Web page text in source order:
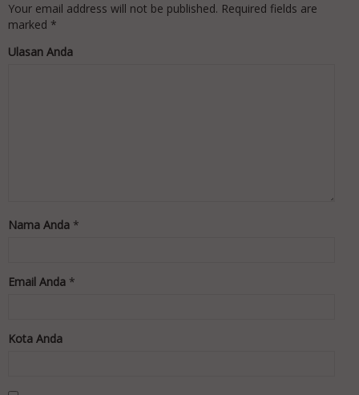
Your email address will not be published. Required fields are
marked *
Ulasan Anda
Nama Anda *
Email Anda *
Kota Anda